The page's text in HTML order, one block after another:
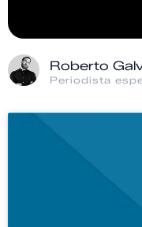
Roberto
Periodista